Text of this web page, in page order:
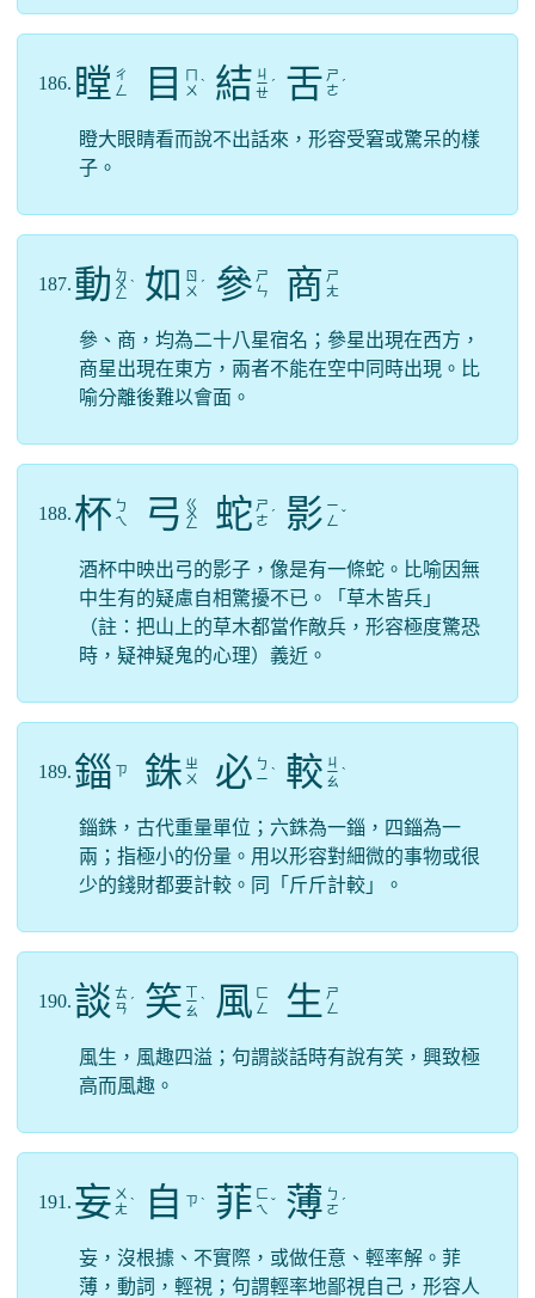
186. 瞠 ㄔ
ㄥ
目
ㄨ ˋ 結 ㄐ
ㄧ
ㄝ
ˊ 舌 ㄕ
ㄜ ˊ
瞪大眼睛看而說不出話來，形容受窘或驚呆的樣
子。
187. 動 ㄉ
ㄨ
ㄥ
ˋ 如
ㄖ
ㄨ ˊ 參 ㄕ
ㄣ
商 ㄕ
ㄤ
參、商，均為二十八星宿名；參星出現在西方，
商星出現在東方，兩者不能在空中同時出現。比
喻分離後難以會面。
188. 杯 ㄅ
ㄟ
弓 ㄍ
ㄨ
ㄥ 蛇 ㄕ
ㄜ ˊ 影 ㄧ
ㄥ ˇ
酒杯中映出弓的影子，像是有一條蛇。比喻因無
中生有的疑慮自相驚擾不已。「草木皆兵」
（註：把山上的草木都當作敵兵，形容極度驚恐
時，疑神疑鬼的心理）義近。
189. 錙 ㄗ 銖 ㄓ
ㄨ
必 ㄅ
ㄧ ˋ 較 ㄐ
ㄧ
ㄠ
ˋ
錙銖，古代重量單位；六銖為一錙，四錙為一
兩；指極小的份量。用以形容對細微的事物或很
少的錢財都要計較。同「斤斤計較」。
190. 談 ㄊ
ㄢ ˊ 笑 ㄧ
ㄠ
ˋ 風 ㄈ
ㄥ
生 ㄕ
ㄥ
風生，風趣四溢；句謂談話時有說有笑，興致極
高而風趣。
191. 妄 ㄨ
ㄤ ˋ 自 ㄗ ˋ 菲 ㄈ
ㄟ ˇ 薄 ㄅ
ㄛ ˊ
妄，沒根據、不實際，或做任意、輕率解。菲
薄，動詞，輕視；句謂輕率地鄙視自己，形容人